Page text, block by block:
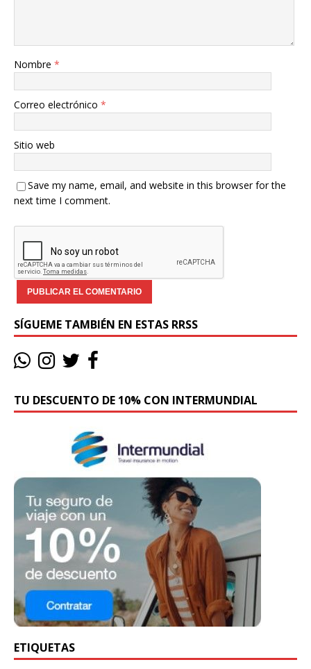
Nombre *
Correo electrónico *
Sitio web
Save my name, email, and website in this browser for the
next time I comment.
SÍGUEME TAMBIÉN EN ESTAS RRSS
TU DESCUENTO DE 10% CON INTERMUNDIAL
ETIQUETAS